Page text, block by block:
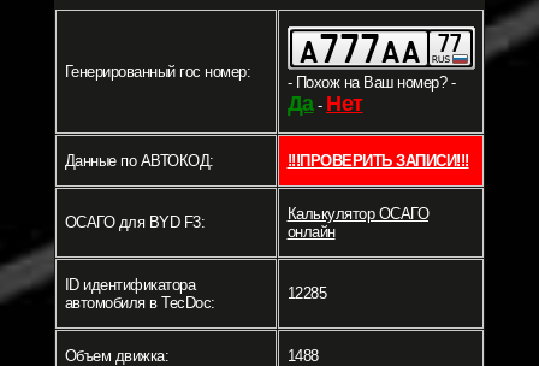
Генерированный гос номер:
- Похож на Ваш номер? -
Да- Нет
Данные по АВТОКОД: !!!ПРОВЕРИТЬ ЗАПИСИ!!!
ОСАГО для BYD F3:
Калькулятор ОСАГО
онлайн
ID идентификатора
автомобиля в TecDoc:
12285
Объем движка: 1488